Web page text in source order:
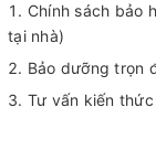
Chính sách bảo
tại nhà)
Bảo dưỡng trọn
Tư vấn kiến